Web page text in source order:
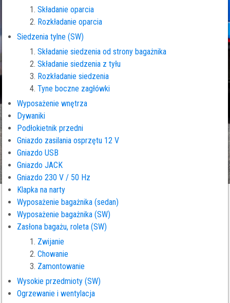
Składanie oparcia
Rozkładanie oparcia
Siedzenia tylne (SW)
Składanie siedzenia od strony bagażnika
Składanie siedzenia z tyłu
Rozkładanie siedzenia
Tyne boczne zagłówki
Wyposażenie wnętrza
Dywaniki
Podłokietnik przedni
Gniazdo zasilania osprzętu 12 V
Gniazdo USB
Gniazdo JACK
Gniazdo 230 V / 50 Hz
Klapka na narty
Wyposażenie bagażnika (sedan)
Wyposażenie bagażnika (SW)
Zasłona bagażu, roleta (SW)
Zwijanie
Chowanie
Zamontowanie
Wysokie przedmioty (SW)
Ogrzewanie i wentylacja